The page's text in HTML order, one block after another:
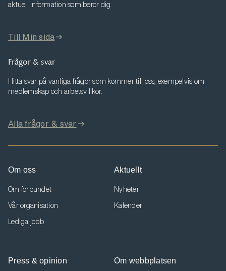
aktuell information som berör dig.
Till Min sida
Frågor & svar
Hitta svar på vanliga frågor som kommer till oss, exempelvis om
medlemskap och arbetsvillkor.
Alla frågor & svar
Om oss
Om förbundet
Vår organisation
Lediga jobb
Aktuellt
Nyheter
Kalender
Press & opinion Om webbplatsen